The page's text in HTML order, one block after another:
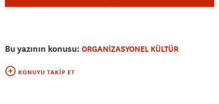
Bu yazının konusu: ORGANİZASYONEL KÜLTÜR
KONUYU TAKIP ET